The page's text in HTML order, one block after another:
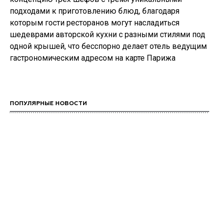
подходами к приготовлению блюд, благодаря
которым гости ресторанов могут насладиться
шедеврами авторской кухни с разными стилями под
одной крышей, что бесспорно делает отель ведущим
гастрономическим адресом на карте Парижа
ПОПУЛЯРНЫЕ НОВОСТИ